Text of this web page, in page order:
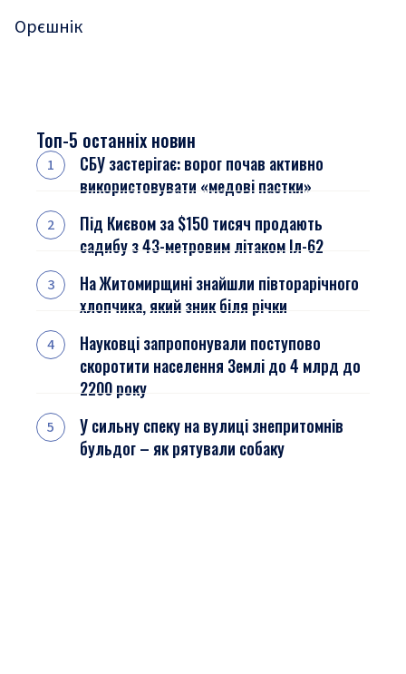
Орєшнік
Топ-5 останніх новин
СБУ застерігає: ворог почав активно
використовувати «медові пастки»
Під Києвом за $150 тисяч продають
садибу з 43-метровим літаком Іл-62
На Житомирщині знайшли півторарічного
хлопчика, який зник біля річки
Науковці запропонували поступово
скоротити населення Землі до 4 млрд до
2200 року
У сильну спеку на вулиці знепритомнів
бульдог – як рятували собаку